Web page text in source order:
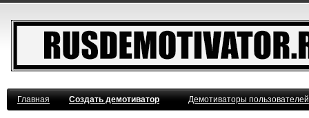
Главная Создать демотиватор Демотиваторы